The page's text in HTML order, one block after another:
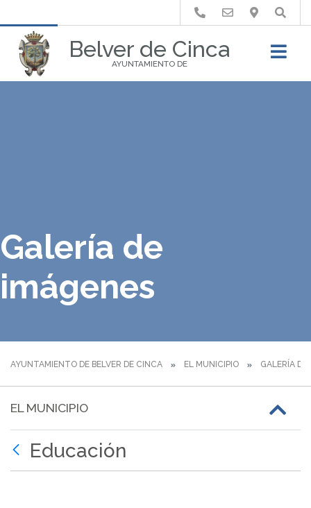
Belver de Cinca
AYUNTAMIENTO DE
Buscar
Galería de
imágenes
AYUNTAMIENTO DE BELVER DE CINCA EL MUNICIPIO GALERÍA DE
EL MUNICIPIO
Educación